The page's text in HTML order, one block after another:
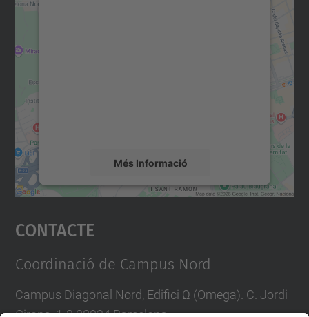
Més Informació
Accepta
powered by
Contacte
Coordinació de Campus Nord
Campus Diagonal Nord, Edifici Ω (Omega). C. Jordi